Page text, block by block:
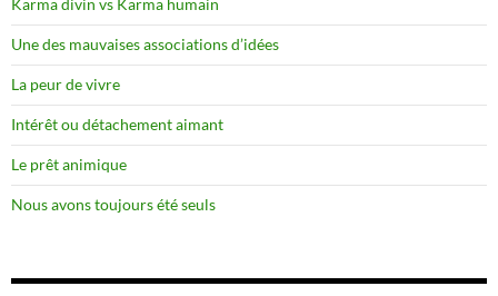
Une des mauvaises associations d’idées
La peur de vivre
Intérêt ou détachement aimant
Le prêt animique
Nous avons toujours été seuls